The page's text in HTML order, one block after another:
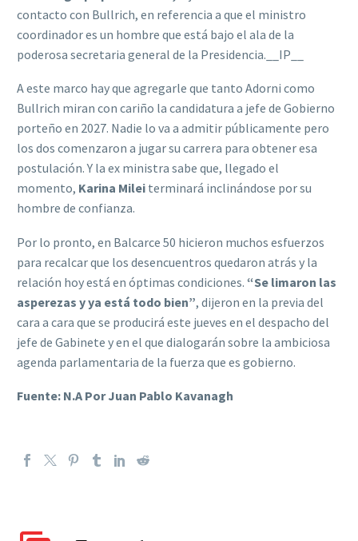
contacto con Bullrich, en referencia a que el ministro
coordinador es un hombre que está bajo el ala de la
poderosa secretaria general de la Presidencia.__IP__
A este marco hay que agregarle que tanto Adorni como
Bullrich miran con cariño la candidatura a jefe de Gobierno
porteño en 2027. Nadie lo va a admitir públicamente pero
los dos comenzaron a jugar su carrera para obtener esa
postulación. Y la ex ministra sabe que, llegado el
momento, Karina Milei terminará inclinándose por su
hombre de confianza.
Por lo pronto, en Balcarce 50 hicieron muchos esfuerzos
para recalcar que los desencuentros quedaron atrás y la
relación hoy está en óptimas condiciones. “Se limaron las
asperezas y ya está todo bien”, dijeron en la previa del
cara a cara que se producirá este jueves en el despacho del
jefe de Gabinete y en el que dialogarán sobre la ambiciosa
agenda parlamentaria de la fuerza que es gobierno.
Fuente: N.A Por Juan Pablo Kavanagh